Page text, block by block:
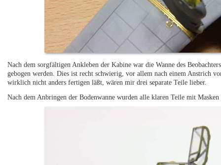
Nach dem sorgfältigen Ankleben der Kabine war die Wanne des
gebogen werden. Dies ist recht schwierig, vor allem nach einem Anstrich
wirklich nicht anders fertigen läßt, wären mir drei separate Teile lieber.
Nach dem Anbringen der Bodenwanne wurden alle klaren Teile mit